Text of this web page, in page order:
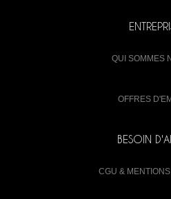
QUI SOMMES
OFFRES
BESOIN
CGU &